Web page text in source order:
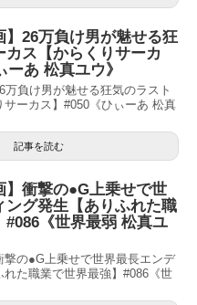
】26万負け男が魅せる狂
カス【からくりサーカ
ーあ 松真ユウ》
万負け男が魅せる狂気のラスト
ーカス】#050《ひぃーあ 松真
記事を読む
】衝撃の●G上乗せで世
ング発生【ありふれた職
#086《世界最弱 松真ユ
撃の●G上乗せで世界最長エンデ
れた職業で世界最強】#086《世